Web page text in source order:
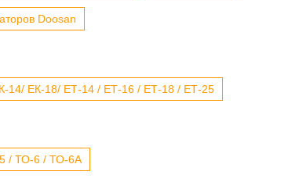
Doosan
14/ ЕК-18/ ЕТ-14 / ЕТ-16 / ЕТ-18 / ЕТ-25
/ ТО-6 / ТО-6А